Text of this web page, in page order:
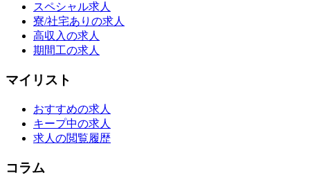
スペシャル求人
寮/社宅ありの求人
高収入の求人
期間工の求人
マイリスト
おすすめの求人
キープ中の求人
求人の閲覧履歴
コラム